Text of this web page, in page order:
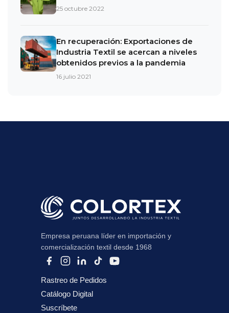
25 octubre 2022
En recuperación: Exportaciones de
Industria Textil se acercan a niveles
obtenidos previos a la pandemia
16 julio 2021
Empresa peruana líder en importación y
comercialización textil desde 1968
Rastreo de Pedidos
Catálogo Digital
Suscríbete